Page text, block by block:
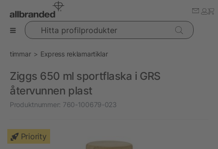
Hitta profilprodukter
timmar Express reklamartiklar
Ziggs 650 ml sportflaska i GRS
återvunnen plast
Produktnummer: 760-100679-023
Priority